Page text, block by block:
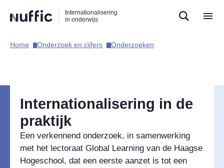
naar
zoekfunctie
naar
hoofdnavigatie
naar
inhoud
Internationalisering
in onderwijs
Hoofdnavigatie
Home​ Onderzoek en cijfers​ Onderzoeken​
Internationalisering in de
praktijk
Een verkennend onderzoek, in samenwerking
met het lectoraat Global Learning van de Haagse
Hogeschool, dat een eerste aanzet is tot een